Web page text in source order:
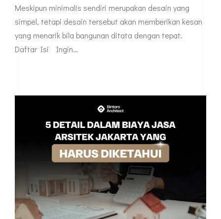
Meskipun minimalis sendiri merupakan desain yang
simpel, tetapi desain tersebut akan memberikan kesan
yang menarik bila bangunan ditata dengan tepat.
Daftar Isi Ingin…